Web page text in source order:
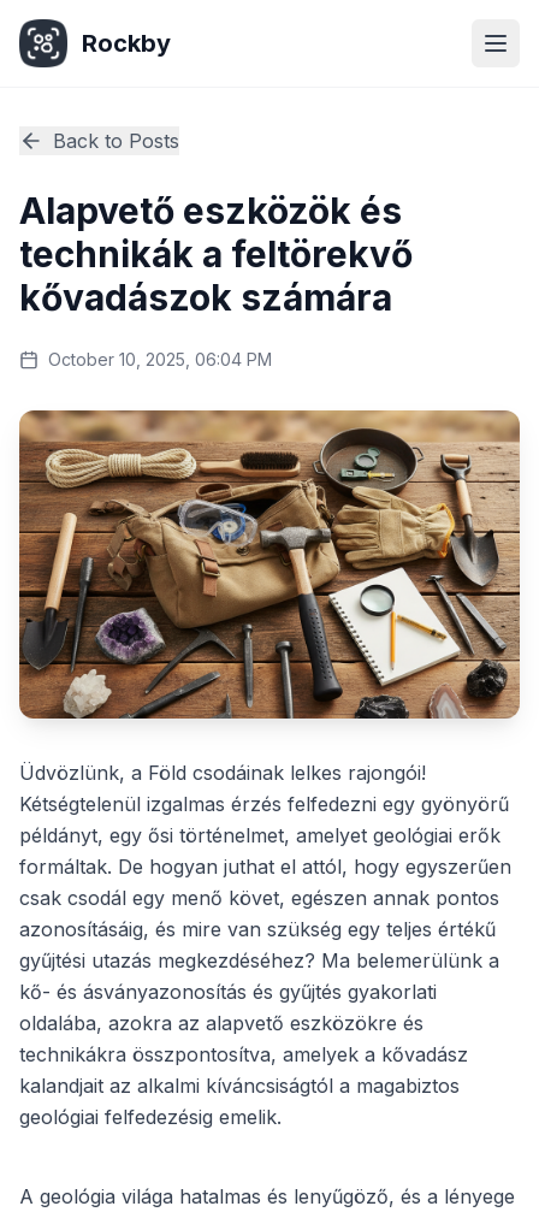
Rockby
Back to Posts
Alapvető eszközök és
technikák a feltörekvő
kővadászok számára
October 10, 2025, 06:04 PM
Üdvözlünk, a Föld csodáinak lelkes rajongói!
Kétségtelenül izgalmas érzés felfedezni egy gyönyörű
példányt, egy ősi történelmet, amelyet geológiai erők
formáltak. De hogyan juthat el attól, hogy egyszerűen
csak csodál egy menő követ, egészen annak pontos
azonosításáig, és mire van szükség egy teljes értékű
gyűjtési utazás megkezdéséhez? Ma belemerülünk a
kő- és ásványazonosítás és gyűjtés gyakorlati
oldalába, azokra az alapvető eszközökre és
technikákra összpontosítva, amelyek a kővadász
kalandjait az alkalmi kíváncsiságtól a magabiztos
geológiai felfedezésig emelik.
A geológia világa hatalmas és lenyűgöző, és a lényege